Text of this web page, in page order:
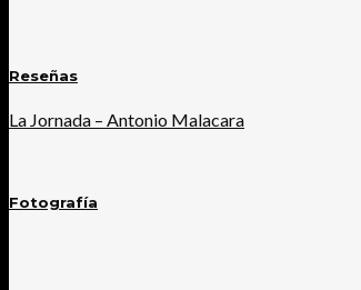
Reseñas
La Jornada – Antonio Malacara
Fotografía